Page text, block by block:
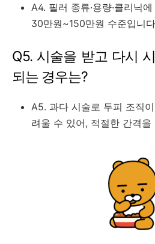
A4. 필러 종류·용량·클리닉
30만원~150만원 수준입니
Q5. 시술을 받고 다시
되는 경우는?
A5. 과다 시술로 두피 조직
려울 수 있어, 적절한 간격